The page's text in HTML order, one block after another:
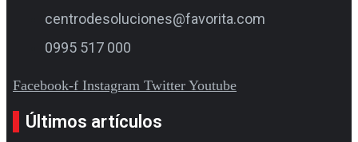
centrodesoluciones@favorita.com
0995 517 000
Facebook-f Instagram Twitter Youtube
Últimos artículos